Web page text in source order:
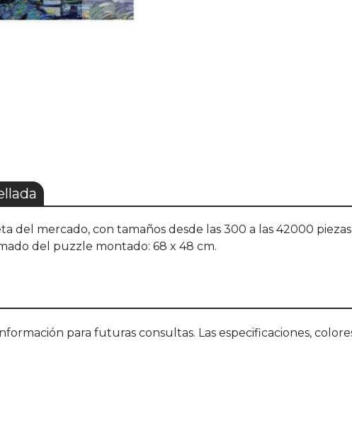
mercado, con tamaños desde las 300 a las 42000
del puzzle montado: 68 x 48 cm.
para futuras consultas. Las especificaciones,